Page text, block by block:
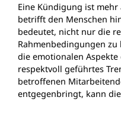
Eine Kündigung ist
betrifft den Menschen
bedeutet, nicht nur die
Rahmenbedingungen
die emotionalen Aspekte
respektvoll geführtes
betroffenen
entgegenbringt, kann